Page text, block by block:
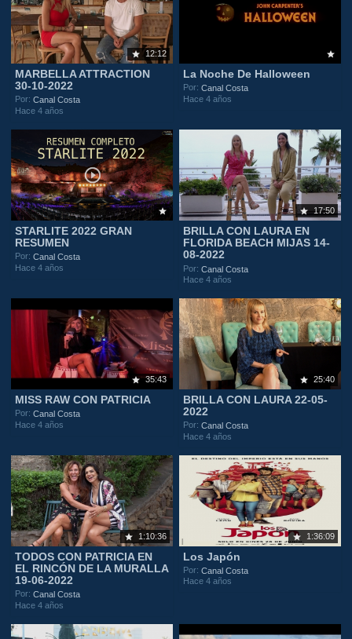
12:12
MARBELLA ATTRACTION
30-10-2022
Por:Canal Costa
Hace 4 años
La Noche De Halloween
Por:Canal Costa
Hace 4 años
STARLITE 2022 GRAN
RESUMEN
Por:Canal Costa
Hace 4 años
17:50
BRILLA CON LAURA EN
FLORIDA BEACH MIJAS 14-
08-2022
Por:Canal Costa
Hace 4 años
35:43
MISS RAW CON PATRICIA
Por:Canal Costa
Hace 4 años
25:40
BRILLA CON LAURA 22-05-
2022
Por:Canal Costa
Hace 4 años
1:10:36
TODOS CON PATRICIA EN
EL RINCÓN DE LA MURALLA
19-06-2022
Por:Canal Costa
Hace 4 años
1:36:09
Los Japón
Por:Canal Costa
Hace 4 años